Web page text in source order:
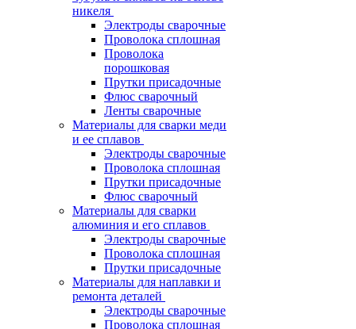
никеля
Электроды сварочные
Проволока сплошная
Проволока
порошковая
Прутки присадочные
Флюс сварочный
Ленты сварочные
Материалы для сварки меди
и ее сплавов
Электроды сварочные
Проволока сплошная
Прутки присадочные
Флюс сварочный
Материалы для сварки
алюминия и его сплавов
Электроды сварочные
Проволока сплошная
Прутки присадочные
Материалы для наплавки и
ремонта деталей
Электроды сварочные
Проволока сплошная